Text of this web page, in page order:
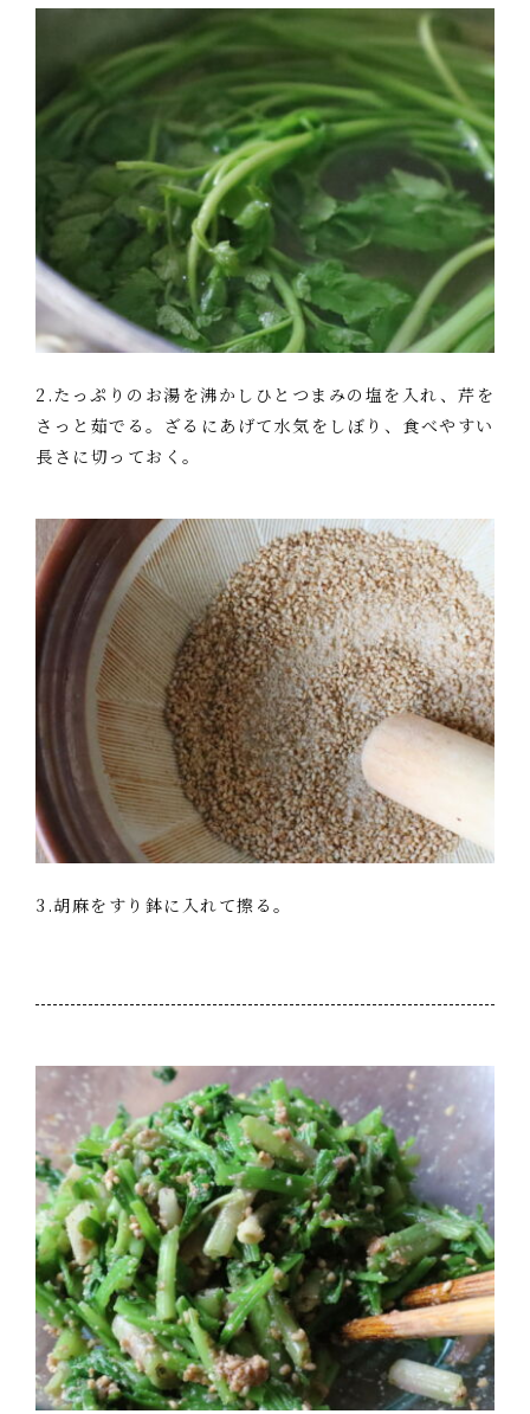
2.たっぷりのお湯を沸かしひとつまみの塩を入れ、芹を
さっと茹でる。ざるにあげて水気をしぼり、食べやすい
長さに切っておく。
3.胡麻をすり鉢に入れて擦る。